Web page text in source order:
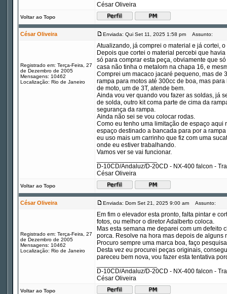
César Oliveira
Voltar ao Topo
César Oliveira Enviada: Qui Set 11, 2025 1:58 pm Assunto:
Registrado em: Terça-Feira, 27
de Dezembro de 2005
Mensagens: 10462
Localização: Rio de Janeiro
Atualizando, já comprei o material e já cortei,
Depois que cortei o material percebi que
só para comprar esta peça, obviamente que
casa não tinha o metalom na chapa 16, e
Comprei um macaco jacaré pequeno, mas de
rampa para motos até 300cc de boa, mas
de moto, um de 3T, atende bem.
Ainda vou ver quando vou fazer as soldas, já
de solda, outro kit coma parte de cima da
segurança da rampa.
Ainda não sei se vou colocar rodas.
Como eu tenho uma limitação de espaço
espaço destinado a bancada para por a
eu uso mais um carrinho que fiz com uma
onde eu estiver trabalhando.
Vamos ver se vai funcionar.
D-10CD/Andaluz/D-20CD - NX-400 falcon -
César Oliveira
Voltar ao Topo
César Oliveira Enviada: Dom Set 21, 2025 9:00 am Assunto:
Registrado em: Terça-Feira, 27
de Dezembro de 2005
Mensagens: 10462
Localização: Rio de Janeiro
Em fim o elevador esta pronto, falta pintar e
fotos, ou melhor o diretor Adalberto coloca.
Mas esta semana me deparei com um defeito
porca. Resolve na hora mas depois de alguns
Procuro sempre uma marca boa, faço
Desta vez eu procurei peças originais,
pareceu bem nova, vou fazer esta tentativa
D-10CD/Andaluz/D-20CD - NX-400 falcon -
César Oliveira
Voltar ao Topo